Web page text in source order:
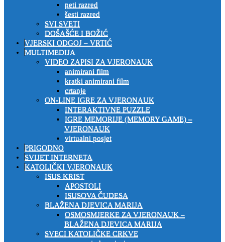
peti razred
šesti razred
SVI SVETI
DOŠAŠĆE I BOŽIĆ
VJERSKI ODGOJ – VRTIĆ
MULTIMEDIJA
VIDEO ZAPISI ZA VJERONAUK
animirani film
kratki animirani film
crtanje
ON-LINE IGRE ZA VJERONAUK
INTERAKTIVNE PUZZLE
IGRE MEMORIJE (MEMORY GAME) –
VJERONAUK
virtualni posjet
PRIGODNO
SVIJET INTERNETA
KATOLIČKI VJERONAUK
ISUS KRIST
APOSTOLI
ISUSOVA ČUDESA
BLAŽENA DJEVICA MARIJA
OSMOSMJERKE ZA VJERONAUK –
BLAŽENA DJEVICA MARIJA
SVECI KATOLIČKE CRKVE